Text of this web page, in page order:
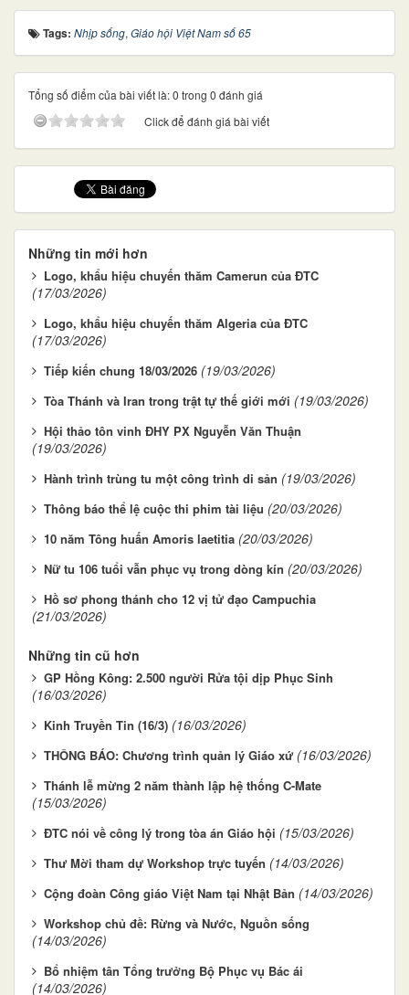
Tags: Nhịp sống, Giáo hội Việt Nam số 65
Tổng số điểm của bài viết là: 0 trong 0 đánh giá
Click để đánh giá bài viết
Những tin mới hơn
Logo, khẩu hiệu chuyến thăm Camerun của ĐTC
(17/03/2026)
Logo, khẩu hiệu chuyến thăm Algeria của ĐTC
(17/03/2026)
Tiếp kiến chung 18/03/2026 (19/03/2026)
Tòa Thánh và Iran trong trật tự thế giới mới (19/03/2026)
Hội thảo tôn vinh ĐHY PX Nguyễn Văn Thuận
(19/03/2026)
Hành trình trùng tu một công trình di sản (19/03/2026)
Thông báo thể lệ cuộc thi phim tài liệu (20/03/2026)
10 năm Tông huấn Amoris laetitia (20/03/2026)
Nữ tu 106 tuổi vẫn phục vụ trong dòng kín (20/03/2026)
Hồ sơ phong thánh cho 12 vị tử đạo Campuchia
(21/03/2026)
Những tin cũ hơn
GP Hồng Kông: 2.500 người Rửa tội dịp Phục Sinh
(16/03/2026)
Kinh Truyền Tin (16/3) (16/03/2026)
THÔNG BÁO: Chương trình quản lý Giáo xứ (16/03/2026)
Thánh lễ mừng 2 năm thành lập hệ thống C-Mate
(15/03/2026)
ĐTC nói về công lý trong tòa án Giáo hội (15/03/2026)
Thư Mời tham dự Workshop trực tuyến (14/03/2026)
Cộng đoàn Công giáo Việt Nam tại Nhật Bản (14/03/2026)
Workshop chủ đề: Rừng và Nước, Nguồn sống
(14/03/2026)
Bổ nhiệm tân Tổng trưởng Bộ Phục vụ Bác ái
(14/03/2026)